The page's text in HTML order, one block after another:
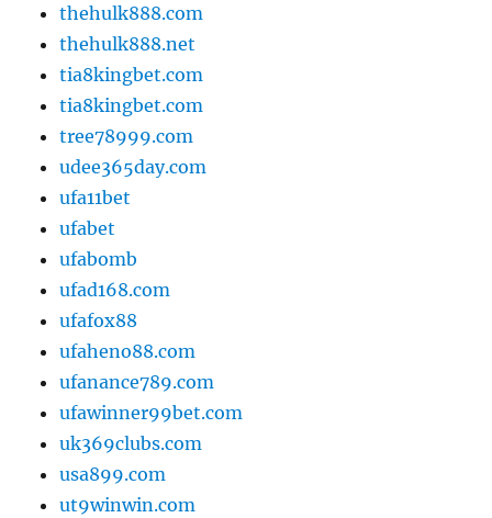
thehulk888.com
thehulk888.net
tia8kingbet.com
tia8kingbet.com
tree78999.com
udee365day.com
ufa11bet
ufabet
ufabomb
ufad168.com
ufafox88
ufaheno88.com
ufanance789.com
ufawinner99bet.com
uk369clubs.com
usa899.com
ut9winwin.com